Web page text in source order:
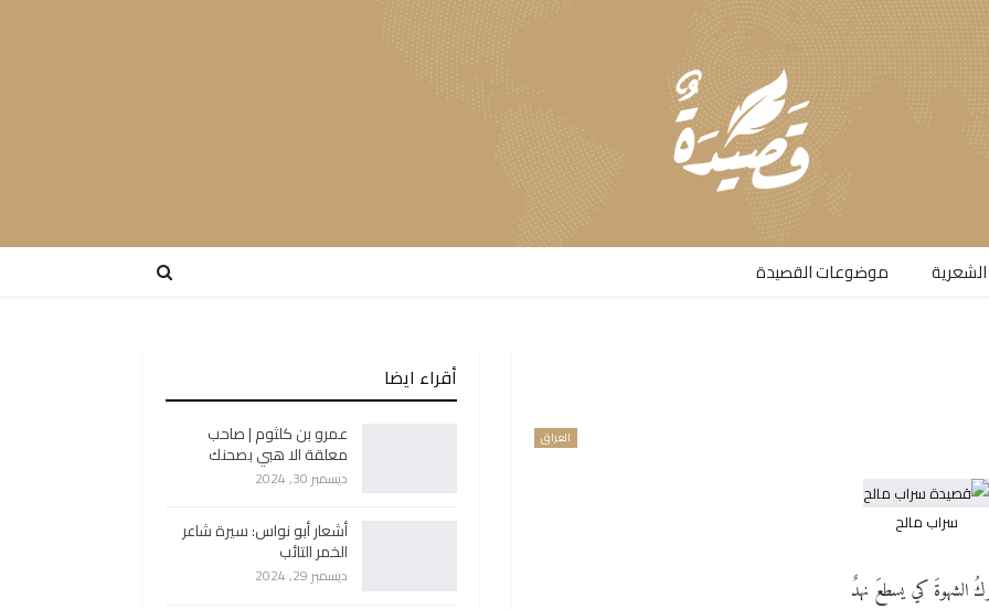
موضوعات القصيدة​
العراق
سراب مالح
الشهوةَ كي يسطعَ نهدٌ
أقراء ايضا
عمرو بن كلثوم | صاحب
معلقة الا هبي بصحنك
ديسمبر 30, 2024
أشعار أبو نواس: سيرة شاعر
الخمر التائب
ديسمبر 29, 2024